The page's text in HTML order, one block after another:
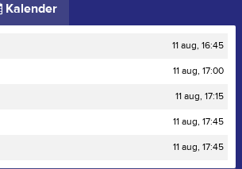
Kalender
11 aug, 16:45
11 aug, 17:00
11 aug, 17:15
11 aug, 17:45
11 aug, 17:45